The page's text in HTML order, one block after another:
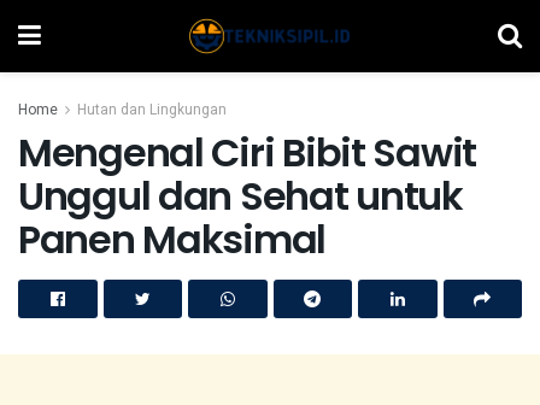
Home Hutan dan Lingkungan
Mengenal Ciri Bibit Sawit
Unggul dan Sehat untuk
Panen Maksimal